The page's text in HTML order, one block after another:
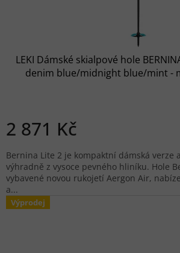
LEKI Dámské skialpové hole
denim blue/midnight blue/mint -
2 871 Kč
Bernina Lite 2 je kompaktní dámská verze
výhradně z vysoce pevného hliníku. Hole
vybavené novou rukojetí Aergon Air,
a...
Výprodej